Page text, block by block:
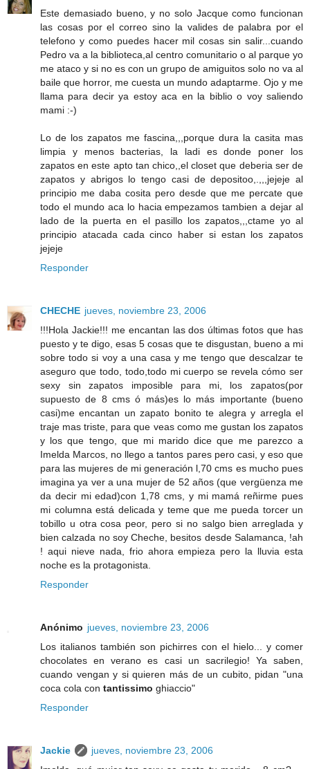
Este demasiado bueno, y no solo Jacque como funcionan
las cosas por el correo sino la valides de palabra por el
telefono y como puedes hacer mil cosas sin salir...cuando
Pedro va a la biblioteca,al centro comunitario o al parque yo
me ataco y si no es con un grupo de amiguitos solo no va al
baile que horror, me cuesta un mundo adaptarme. Ojo y me
llama para decir ya estoy aca en la biblio o voy saliendo
mami :-)
Lo de los zapatos me fascina,,,porque dura la casita mas
limpia y menos bacterias, la ladi es donde poner los
zapatos en este apto tan chico,,el closet que deberia ser de
zapatos y abrigos lo tengo casi de depositoo,.,,,jejeje al
principio me daba cosita pero desde que me percate que
todo el mundo aca lo hacia empezamos tambien a dejar al
lado de la puerta en el pasillo los zapatos,,,ctame yo al
principio atacada cada cinco haber si estan los zapatos
jejeje
Responder
CHECHE jueves, noviembre 23, 2006
!!!Hola Jackie!!! me encantan las dos últimas fotos que has
puesto y te digo, esas 5 cosas que te disgustan, bueno a mi
sobre todo si voy a una casa y me tengo que descalzar te
aseguro que todo, todo,todo mi cuerpo se revela cómo ser
sexy sin zapatos imposible para mi, los zapatos(por
supuesto de 8 cms ó más)es lo más importante (bueno
casi)me encantan un zapato bonito te alegra y arregla el
traje mas triste, para que veas como me gustan los zapatos
y los que tengo, que mi marido dice que me parezco a
Imelda Marcos, no llego a tantos pares pero casi, y eso que
para las mujeres de mi generación l,70 cms es mucho pues
imagina ya ver a una mujer de 52 años (que vergüenza me
da decir mi edad)con 1,78 cms, y mi mamá reñirme pues
mi columna está delicada y teme que me pueda torcer un
tobillo u otra cosa peor, pero si no salgo bien arreglada y
bien calzada no soy Cheche, besitos desde Salamanca, !ah
! aqui nieve nada, frio ahora empieza pero la lluvia esta
noche es la protagonista.
Responder
Anónimo jueves, noviembre 23, 2006
Los italianos también son pichirres con el hielo... y comer
chocolates en verano es casi un sacrilegio! Ya saben,
cuando vengan y si quieren más de un cubito, pidan "una
coca cola con tantissimo ghiaccio"
Responder
Jackie
jueves, noviembre 23, 2006